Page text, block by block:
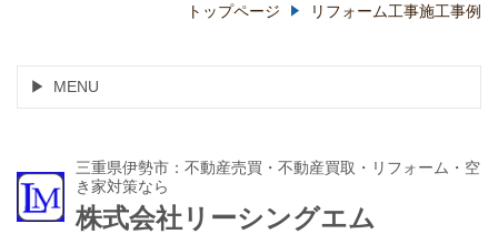
トップページ リフォーム工事施工事例
MENU
三重県伊勢市：不動産売買・不動産買取・リフォーム・空
き家対策なら
株式会社リーシングエム